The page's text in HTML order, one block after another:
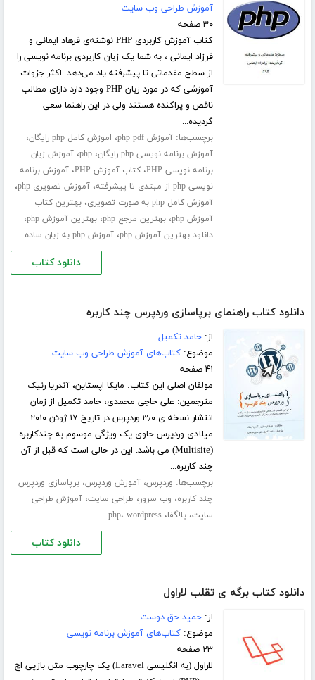
آموزش طراحی وب سایت
۳۰ صفحه
کتاب آموزش کاربردی PHP نوشته‌ی فرهاد ایمانی و
فرزاد ایمانی ، به شما یک زبان کاربردی برنامه نویسی را
از سطح مقدماتی تا پیشرفته یاد می‌دهد. اکثر جزوات
آموزشی که در مورد زبان PHP وجود دارد دارای مطالب
ناقص و پراکنده هستند ولی در این راهنما سعی
گردیده...
برچسب‌ها:آموزش php pdf ، اموزش کامل php رایگان ،
آموزش برنامه نویسی php رایگان ،php،آموزش زبان
برنامه نویسی PHP
،کتاب آموزش PHP ،آموزش برنامه
نویسی php از مبتدی تا پیشرفته
،آموزش تصویری php ،
آموزش کامل php به صورت تصویری ،بهترین کتاب
آموزش php
،بهترین مرجع php ،بهترین آموزش php ،
دانلود بهترین آموزش php ،آموزش php به زبان ساده
دانلود کتاب
دانلود کتاب راهنمای برپاسازی وردپرس چند کاربره
از:حامد تکمیل
موضوع:کتاب‌های آموزش طراحی وب سایت
۴۱ صفحه
مولفان اصلی این کتاب: مایکا اپستاین، آندریا رنیک
مترجمین: علی حاجی محمدی، حامد تکمیل از زمان
انتشار نسخه ی ۳٫۰ وردپرس در تاریخ ۱۷ ژوئن ۲۰۱۰
میلادی وردپرس حاوی یک ویژگی موسوم به چندکاربره
(Multisite) می باشد. این در حالی است که قبل از آن
چند کاربره...
برچسب‌ها: وردپرس،آموزش وردپرس،برپاسازی وردپرس
چند کاربره، وب سرور، طراحی سایت،آموزش طراحی
سایت،بلاگفا، php، wordpress
دانلود کتاب
دانلود کتاب برگه ی تقلب لاراول
از:حمید حق دوست
موضوع:کتاب‌های آموزش برنامه نویسی
۲۳ صفحه
لاراول (به انگلیسی Laravel) یک چارچوب متن بازپی اچ